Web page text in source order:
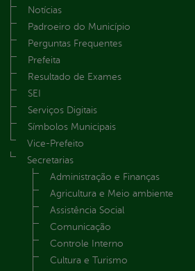
Notícias
Padroeiro do Município
Perguntas Frequentes
Prefeita
Resultado de Exames
SEI
Serviços Digitais
Símbolos Municipais
Vice-Prefeito
Secretarias
Administração e Finanças
Agricultura e Meio ambiente
Assistência Social
Comunicação
Controle Interno
Cultura e Turismo